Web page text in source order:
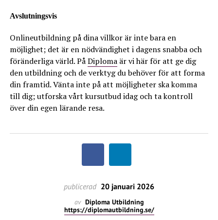
Avslutningsvis
Onlineutbildning på dina villkor är inte bara en
möjlighet; det är en nödvändighet i dagens snabba och
föränderliga värld. PåDiploma är vi här för att ge dig
den utbildning och de verktyg du behöver för att forma
din framtid. Vänta inte på att möjligheter ska komma
till dig; utforska vårt kursutbud idag och ta kontroll
över din egen lärande resa.
publicerad 20 januari 2026
av Diploma Utbildning
https://diplomautbildning.se/